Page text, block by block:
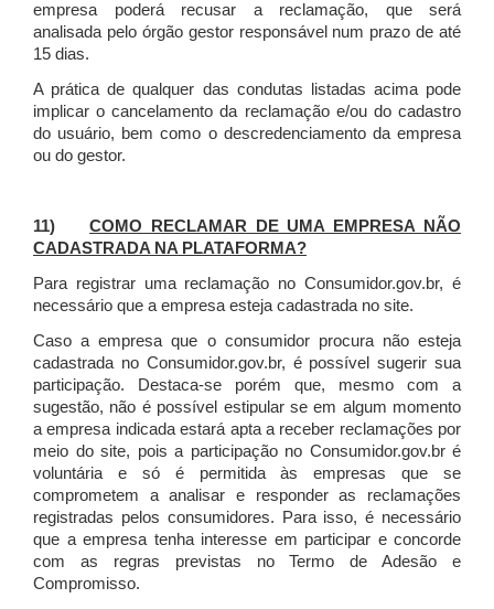
empresa poderá recusar a reclamação, que será
analisada pelo órgão gestor responsável num prazo de até
15 dias.
A prática de qualquer das condutas listadas acima pode
implicar o cancelamento da reclamação e/ou do cadastro
do usuário, bem como o descredenciamento da empresa
ou do gestor.
11)COMO RECLAMAR DE UMA EMPRESA NÃO
CADASTRADA NA PLATAFORMA?
Para registrar uma reclamação no Consumidor.gov.br, é
necessário que a empresa esteja cadastrada no site.
Caso a empresa que o consumidor procura não esteja
cadastrada no Consumidor.gov.br, é possível sugerir sua
participação. Destaca-se porém que, mesmo com a
sugestão, não é possível estipular se em algum momento
a empresa indicada estará apta a receber reclamações por
meio do site, pois a participação no Consumidor.gov.br é
voluntária e só é permitida às empresas que se
comprometem a analisar e responder as reclamações
registradas pelos consumidores. Para isso, é necessário
que a empresa tenha interesse em participar e concorde
com as regras previstas no Termo de Adesão e
Compromisso.